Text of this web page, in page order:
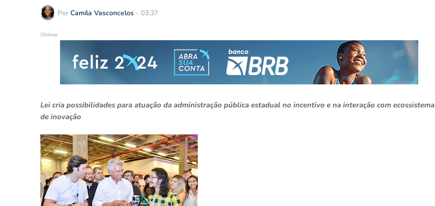
Por Camila Vasconcelos - 03:37
Últimas
Lei cria possibilidades para atuação da administração pública estadual no incentivo e na interação com ecossistema
de inovação